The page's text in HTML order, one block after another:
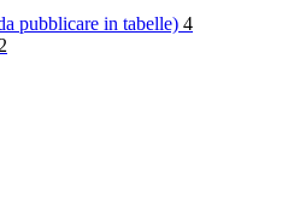
pubblicare in tabelle) 4
2